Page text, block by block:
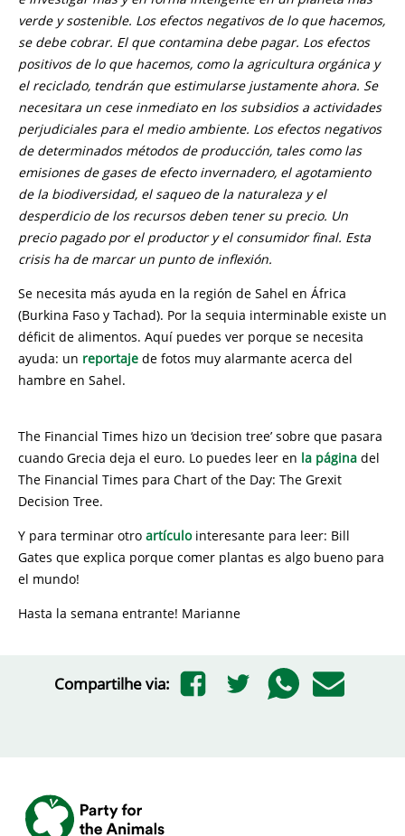
verde y sostenible. Los efectos negativos de lo que hacemos,
se debe cobrar. El que contamina debe pagar. Los efectos
positivos de lo que hacemos, como la agricultura orgánica y
el reciclado, tendrán que estimularse justamente ahora. Se
necesitara un cese inmediato en los subsidios a actividades
perjudiciales para el medio ambiente. Los efectos negativos
de determinados métodos de producción, tales como las
emisiones de gases de efecto invernadero, el agotamiento
de la biodiversidad, el saqueo de la naturaleza y el
desperdicio de los recursos deben tener su precio. Un
precio pagado por el productor y el consumidor final. Esta
crisis ha de marcar un punto de inflexión.
Se necesita más ayuda en la región de Sahel en África
(Burkina Faso y Tachad). Por la sequia interminable existe un
déficit de alimentos. Aquí puedes ver porque se necesita
ayuda: un reportaje de fotos muy alarmante acerca del
hambre en Sahel.
The Financial Times hizo un ‘decision tree’ sobre que pasara
cuando Grecia deja el euro. Lo puedes leer en la página del
The Financial Times para Chart of the Day: The Grexit
Decision Tree.
Y para terminar otro artículointeresante para leer: Bill
Gates que explica porque comer plantas es algo bueno para
el mundo!
Hasta la semana entrante! Marianne
Compartilhe via: